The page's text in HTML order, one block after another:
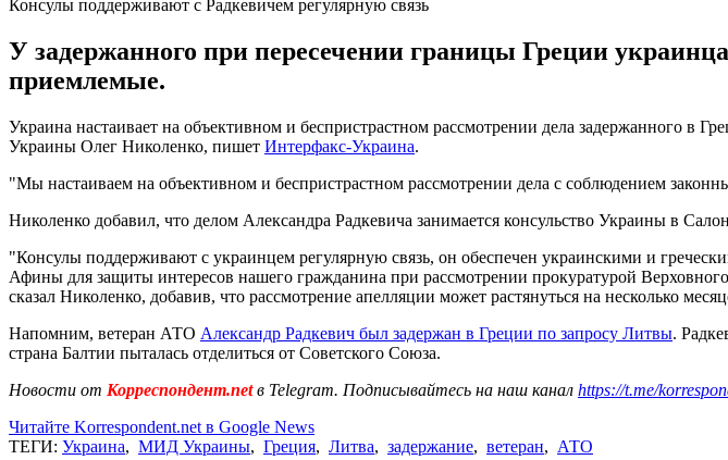
Консулы поддерживают с Радкевичем регулярную связь
У задержанного при пересечении границы Греции
приемлемые.
Украина настаивает на объективном и беспристрастном рассмотрении дела задержанного в
Украины Олег Николенко, пишет Интерфакс-Украина.
"Мы настаиваем на объективном и беспристрастном рассмотрении дела с соблюдением
Николенко добавил, что делом Александра Радкевича занимается консульство Украины в
"Консулы поддерживают с украинцем регулярную связь, он обеспечен украинскими и
Афины для защиты интересов нашего гражданина при рассмотрении прокуратурой
сказал Николенко, добавив, что рассмотрение апелляции может растянуться на несколько
Напомним, ветеран АТО Александр Радкевич был задержан в Греции по запросу Литвы.
страна Балтии пыталась отделиться от Советского Союза.
Новости от Корреспондент.netв Telegram. Подписывайтесь на наш канал https://t.me/
Читайте Korrespondent.net в Google News
ТЕГИ: Украина, МИД Украины, Греция, Литва, задержание, ветеран, АТО